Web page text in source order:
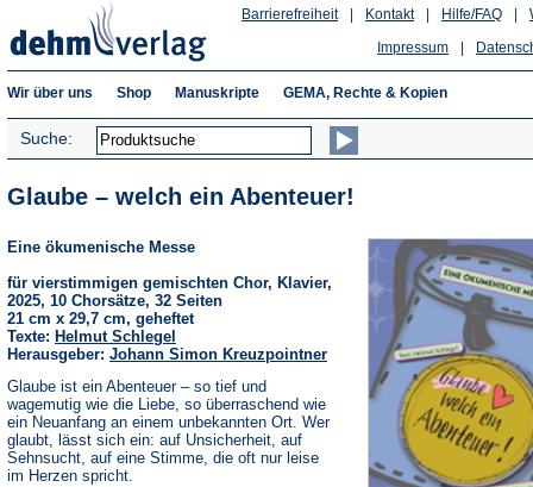
Hilfe/FAQ
Kontakt
Barrierefreiheit
Impressum
Wir über uns Shop Manuskripte GEMA, Rechte & Kopien
Suche:
Glaube – welch ein Abenteuer!
Eine ökumenische Messe
für vierstimmigen gemischten Chor, Klavier,
2025, 10 Chorsätze, 32 Seiten
21 cm x 29,7 cm, geheftet
Texte: Helmut Schlegel
Herausgeber: Johann Simon Kreuzpointner
Glaube ist ein Abenteuer – so tief und
wagemutig wie die Liebe, so überraschend wie
ein Neuanfang an einem unbekannten Ort. Wer
glaubt, lässt sich ein: auf Unsicherheit, auf
Sehnsucht, auf eine Stimme, die oft nur leise
im Herzen spricht.